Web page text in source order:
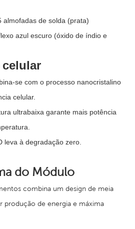
almofadas de solda (prata)
azul escuro (óxido de índio e
se com o processo nanocristalino
celular.
ultrabaixa garante mais potência
leva à degradação zero.
do Módulo
combina um design de meia
produção de energia e máxima